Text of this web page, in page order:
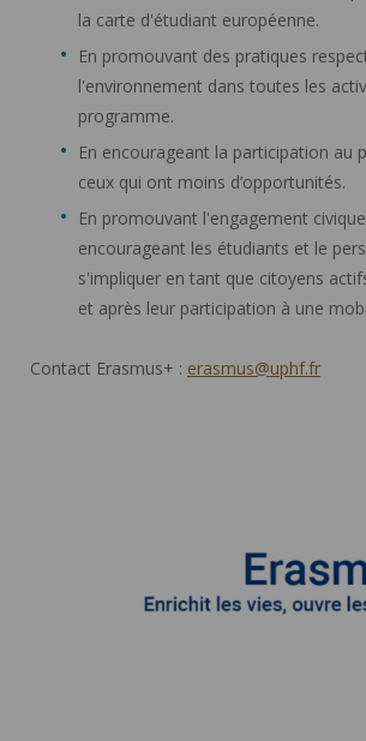
la carte d'étudiant européenne.
En promouvant des pratiques
l'environnement dans toutes les
programme.
En encourageant la participation au
ceux qui ont moins d’opportunités.
En promouvant l'engagement
encourageant les étudiants et le
s'impliquer en tant que citoyens
et après leur participation à une
Contact Erasmus+ : erasmus@uphf.fr